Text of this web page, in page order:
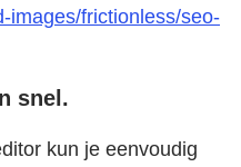
images/frictionless/seo-
snel.
kun je eenvoudig